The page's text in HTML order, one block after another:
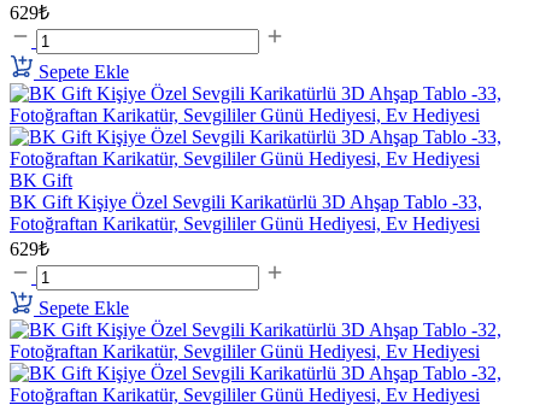
629₺
Sepete Ekle
BK Gift
BK Gift Kişiye Özel Sevgili Karikatürlü 3D Ahşap Tablo -33,
Fotoğraftan Karikatür, Sevgililer Günü Hediyesi, Ev Hediyesi
629₺
Sepete Ekle